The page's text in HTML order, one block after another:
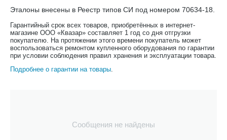
Эталоны внесены в Реестр типов СИ под номером 70634-18.
Гарантийный срок всех товаров, приобретённых в интернет-
магазине ООО «Квазар» составляет 1 год со дня отгрузки
покупателю. На протяжении этого времени покупатель может
воспользоваться ремонтом купленного оборудования по гарантии
при условии соблюдения правил хранения и эксплуатации товара.
Подробнее о гарантии на товары.
Сообщения не найдены